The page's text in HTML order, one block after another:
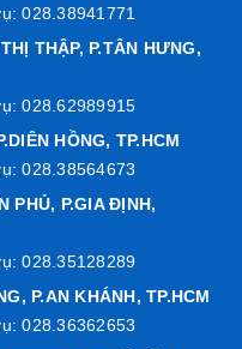
028.38941771
THẬP, P.TÂN HƯNG,
028.62989915
HỒNG, TP.HCM
028.38564673
PHỦ, P.GIA ĐỊNH,
028.35128289
P.AN KHÁNH, TP.HCM
028.36362653